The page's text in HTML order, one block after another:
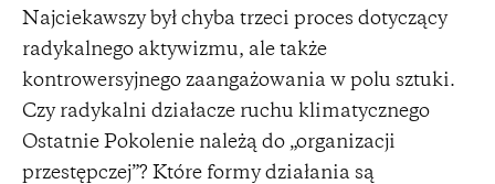
Najciekawszy był chyba trzeci proces dotyczący
radykalnego aktywizmu, ale także
kontrowersyjnego zaangażowania w polu sztuki.
Czy radykalni działacze ruchu klimatycznego
Ostatnie Pokolenie należą do „organizacji
przestępczej”? Które formy działania są